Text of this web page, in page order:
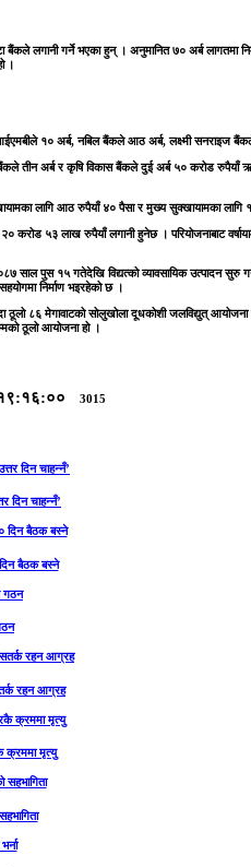
लगानी गर्ने भएका हुन् । अनुमानित ७० अर्ब लागतमा
।
१० अर्ब, नबिल बैंकले आठ अर्ब, लक्ष्मी
अर्ब र कृषि विकास बैंकले दुई अर्ब ५० करोड रुपैयाँ
लागि आठ रुपैयाँ ४० पैसा र मुख्य सुक्खायामका लागि
करोड ५३ लाख रुपैयाँ लगानी हुनेछ । परियोजनाबाट
साल पुस १५ गतेदेखि विद्यत्को व्यावसायिक उत्पादन सुरु
निर्माण भइरहेको छ ।
८६ मेगावाटको सोलुखोला दूधकोशी जलविद्युत्
ठूलो आयोजना हो ।
3015
दिन चाहन्नँ’
दिन बैठक बस्ने
रहन आग्रह
क्रममा मृत्यु